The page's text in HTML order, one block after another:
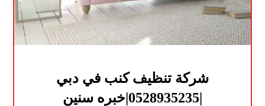
شركة تنظيف كنب في دبي
|0528935235|خبره سنين